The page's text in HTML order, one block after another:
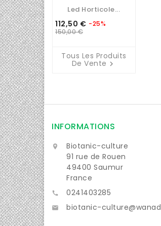
Led Horticole...
Prix
112,50 € -25%
150,00 €
Tous Les Produits
De Vente 
INFORMATIONS

Biotanic-culture
91 rue de Rouen
49400 Saumur
France
 0241403285
 biotanic-